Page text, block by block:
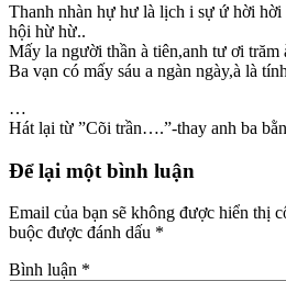
Thanh nhàn hự hư là lịch i sự ứ hời
hội hừ hừ..
Mấy la người thần à tiên,anh tư ơi trăm
Ba vạn có mấy sáu a ngàn ngày,à là
…
Hát lại từ ”Cõi trần….”-thay anh ba
Để lại một bình luận
Email của bạn sẽ không được hiển thị
buộc được đánh dấu *
Bình luận *